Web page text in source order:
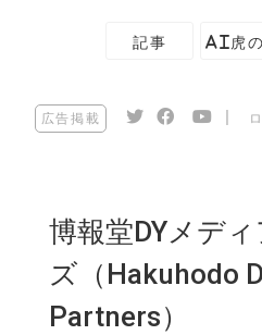
記事 AI虎
広告掲載
博報堂DYメデ
ズ（Hakuhodo
Partners）